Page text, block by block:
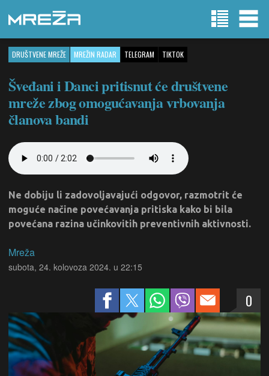
DRUŠTVENE MREŽE MREŽIN RADAR TELEGRAM TIKTOK
Šveđani i Danci pritisnut će društvene
mreže zbog omogućavanja vrbovanja
članova bandi
Ne dobiju li zadovoljavajući odgovor, razmotrit će
moguće načine povećavanja pritiska kako bi bila
povećana razina učinkovitih preventivnih aktivnosti.
Mreža
subota, 24. kolovoza 2024. u 22:15
0